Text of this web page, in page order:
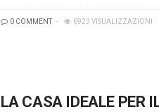
0 COMMENT 6923 VISUALIZZAZIONI
LA CASA IDEALE PER